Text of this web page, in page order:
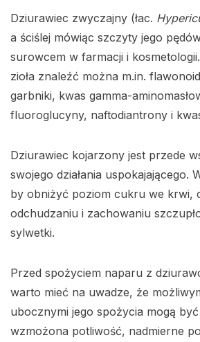
Dziurawiec zwyczajny (łac.
a ściślej mówiąc szczyty jego
surowcem w farmacji i
zioła znaleźć można m.in.
garbniki, kwas gamma-
fluoroglucyny, naftodiantrony i
Dziurawiec kojarzony jest przede
swojego działania uspokajającego.
by obniżyć poziom cukru we krwi,
odchudzaniu i zachowaniu
sylwetki.
Przed spożyciem naparu z
warto mieć na uwadze, że
ubocznymi jego spożycia mogą być
wzmożona potliwość, nadmierne